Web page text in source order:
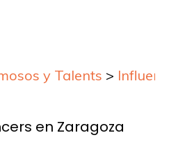
y Talents >
en Zaragoza